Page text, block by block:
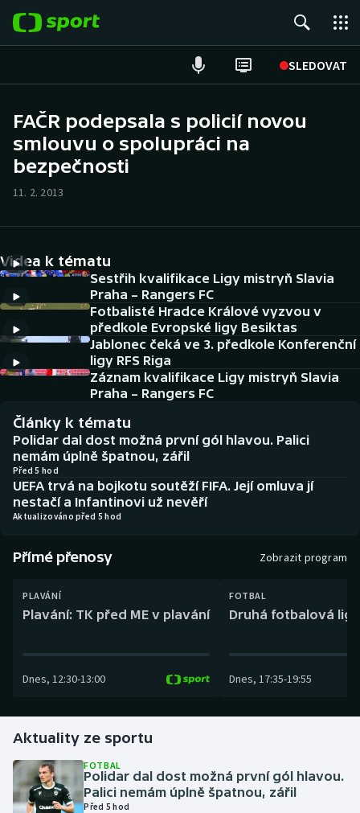
SLEDOVAT
Hokej
Tenis
Cyklistika
DALŠÍ SPORTY
Americký fotbal
Baseball a softbal
Biatlon
Boby a skeleton
Curling
Dostihy
Futsal
Golf
Gymnastika
Házená
NEPŘEHLÉDNĚTE
Soutěže
Aplikace ČT sport
AZ kvíz
FAČR podepsala s policií novou
smlouvu o spolupráci na
bezpečnosti
11. 2. 2013
Videa k tématu
Sestřih kvalifikace Ligy mistryň Slavia
Praha – Rangers FC
Fotbalisté Hradce Králové vyzvou v
předkole Evropské ligy Besiktas
Jablonec čeká ve 3. předkole Konferenční
ligy RFS Riga
Záznam kvalifikace Ligy mistryň Slavia
Praha – Rangers FC
Články k tématu
Polidar dal dost možná první gól hlavou. Palici
nemám úplně špatnou, zářil
Před 5 hod
UEFA trvá na bojkotu soutěží FIFA. Její omluva jí
nestačí a Infantinovi už nevěří
Aktualizováno před 5 hod
Přímé přenosy Zobrazit program
PLAVÁNÍ
Plavání: TK před ME v plavání
Dnes, 12:30-13:00
FOTBAL
Druhá fotbalová
Dnes, 17:35-19:55
Aktuality ze sportu
FOTBAL
Polidar dal dost možná první gól hlavou.
Palici nemám úplně špatnou, zářil
Před 5 hod